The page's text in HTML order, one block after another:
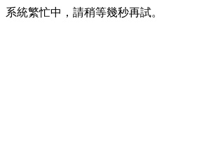
系統繁忙中，請稍等幾秒再試。